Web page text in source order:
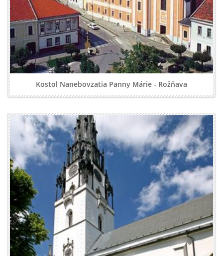
Kostol Nanebovzatia Panny Márie - Rožňava